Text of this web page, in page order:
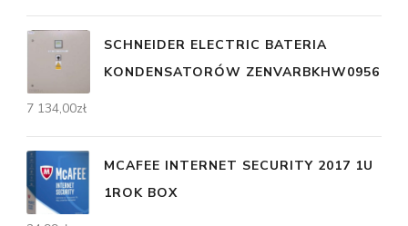
SCHNEIDER ELECTRIC BATERIA
KONDENSATORÓW ZENVARBKHW0956
7 134,00zł
MCAFEE INTERNET SECURITY 2017 1U
1ROK BOX